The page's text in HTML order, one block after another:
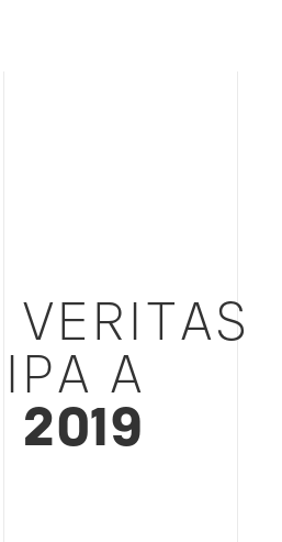
VERITAS
A
2019